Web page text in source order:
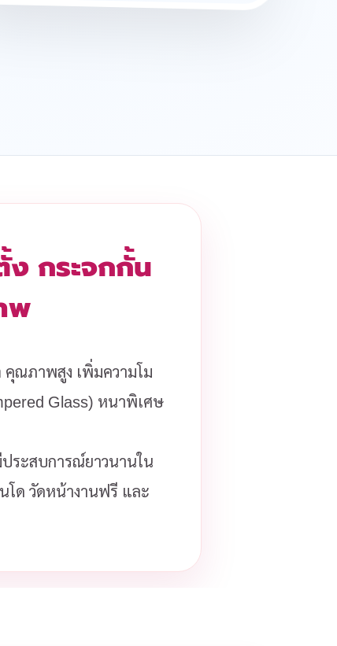
กระจกกั้น
พ
คุณภาพสูง เพิ่มความโม
Glass) หนาพิเศษ
ระสบการณ์ยาวนานใน
โด วัดหน้างานฟรี และ